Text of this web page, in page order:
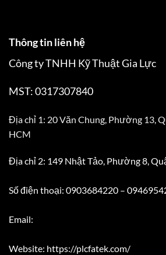
Thông tin liên hệ
Công ty TNHH Kỹ Thuật Gia Lực
MST: 0317307840
Địa chỉ 1: 20 Văn Chung, Phường 13,
HCM
Địa chỉ 2: 149 Nhật Tảo, Phường 8,
Số điện thoại: 0903684220 –
Email:
Website: https://plcfatek.com/